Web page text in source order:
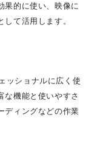
果的に使い、映像に
て活用します。
ッショナルに広く使
な機能と使いやすさ
ディングなどの作業